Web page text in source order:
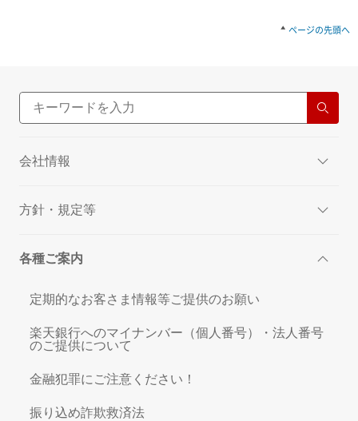
ページの先頭へ
会社情報
方針・規定等
各種ご案内
定期的なお客さま情報等ご提供のお願い
楽天銀行へのマイナンバー（個人番号）・法人番号
のご提供について
金融犯罪にご注意ください！
振り込め詐欺救済法